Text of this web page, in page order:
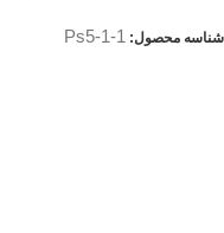
شناسه محصول: Ps5-1-1